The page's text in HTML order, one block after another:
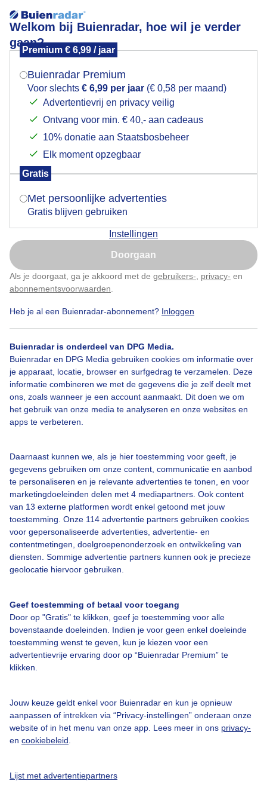
Welkom bij Buienradar, hoe wil je verder
gaan?
Premium € 6,99 / jaar
Buienradar Premium
Voor slechts € 6,99 per jaar (€ 0,58 per maand)
Advertentievrij en privacy veilig
Ontvang voor min. € 40,- aan cadeaus
10% donatie aan Staatsbosbeheer
Elk moment opzegbaar
Gratis
Met persoonlijke advertenties
Gratis blijven gebruiken
Instellingen
Doorgaan
Als je doorgaat, ga je akkoord met de gebruikers- privacy- en
abonnementsvoorwaarden
Heb je al een Buienradar-abonnement? Inloggen
Buienradar is onderdeel van DPG Media.
Buienradar en DPG Media gebruiken cookies om informatie over
je apparaat, locatie, browser en surfgedrag te verzamelen. Deze
informatie combineren we met de gegevens die je zelf deelt met
ons, zoals wanneer je een account aanmaakt. Dit doen we om
het gebruik van onze media te analyseren en onze websites en
apps te verbeteren.
Daarnaast kunnen we, als je hier toestemming voor geeft, je
gegevens gebruiken om onze content, communicatie en aanbod
te personaliseren en je relevante advertenties te tonen, en voor
marketingdoeleinden delen met 4 mediapartners. Ook content
van 13 externe platformen wordt enkel getoond met jouw
toestemming. Onze 114 advertentie partners gebruiken cookies
voor gepersonaliseerde advertenties, advertentie- en
contentmetingen, doelgroepenonderzoek en ontwikkeling van
diensten. Sommige advertentie partners kunnen ook je precieze
geolocatie hiervoor gebruiken.
Geef toestemming of betaal voor toegang
Door op "Gratis" te klikken, geef je toestemming voor alle
bovenstaande doeleinden. Indien je voor geen enkel doeleinde
toestemming wenst te geven, kun je kiezen voor een
advertentievrije ervaring door op “Buienradar Premium” te
klikken.
Jouw keuze geldt enkel voor Buienradar en kun je opnieuw
aanpassen of intrekken via “Privacy-instellingen” onderaan onze
website of in het menu van onze app. Lees meer in ons privacy-
en cookiebeleid
Lijst met advertentiepartners
Sunny (en ook Cloudy and Windy) home.
Hier aan de Lagewaard.
Door: Michel Looyenstein Gemaakt: 04-10-2025, 116x bekeken
Bekijk slideshow
Een moment geduld aub...
Over Buienradar
Veelgestelde vragen
Contact
Toegankelijkheid
Buienradar Team
Privacy instellingen
Mogen we je locatie gebruiken voor het
Indien je hier nog geen akkoord op hebt gegeven,
verschijnt er zo een pop-up uit je browser waarin
Is goed, toon de popup
Nu niet, misschien later
Klik hierom dit aan te passen